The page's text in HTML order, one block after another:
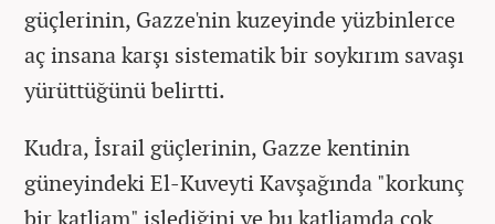
güçlerinin, Gazze'nin kuzeyinde yüzbinlerce
aç insana karşı sistematik bir soykırım savaşı
yürüttüğünü belirtti.
Kudra, İsrail güçlerinin, Gazze kentinin
güneyindeki El-Kuveyti Kavşağında "korkunç
bir katliam" işlediğini ve bu katliamda çok